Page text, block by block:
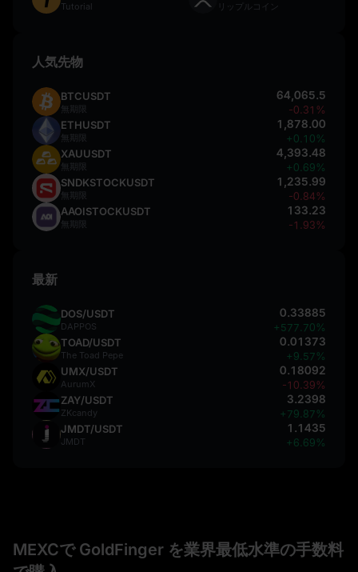
Tutorial リップルコイン
人気先物
BTCUSDT
無期限
64,065.5
-0.31%
ETHUSDT
無期限
1,878.00
+0.10%
XAUUSDT
無期限
4,393.48
+0.69%
SNDKSTOCKUSDT
無期限
1,235.99
-0.84%
AAOISTOCKUSDT
無期限
133.23
-1.93%
最新
DOS/USDT
DAPPOS
0.33885
+577.70%
TOAD/USDT
The Toad Pepe
0.01373
+9.57%
UMX/USDT
AurumX
0.18092
-10.39%
ZAY/USDT
ZKcandy
3.2398
+79.87%
JMDT/USDT
JMDT
1.1435
+6.69%
MEXCで GoldFinger を業界最低水準の手数料